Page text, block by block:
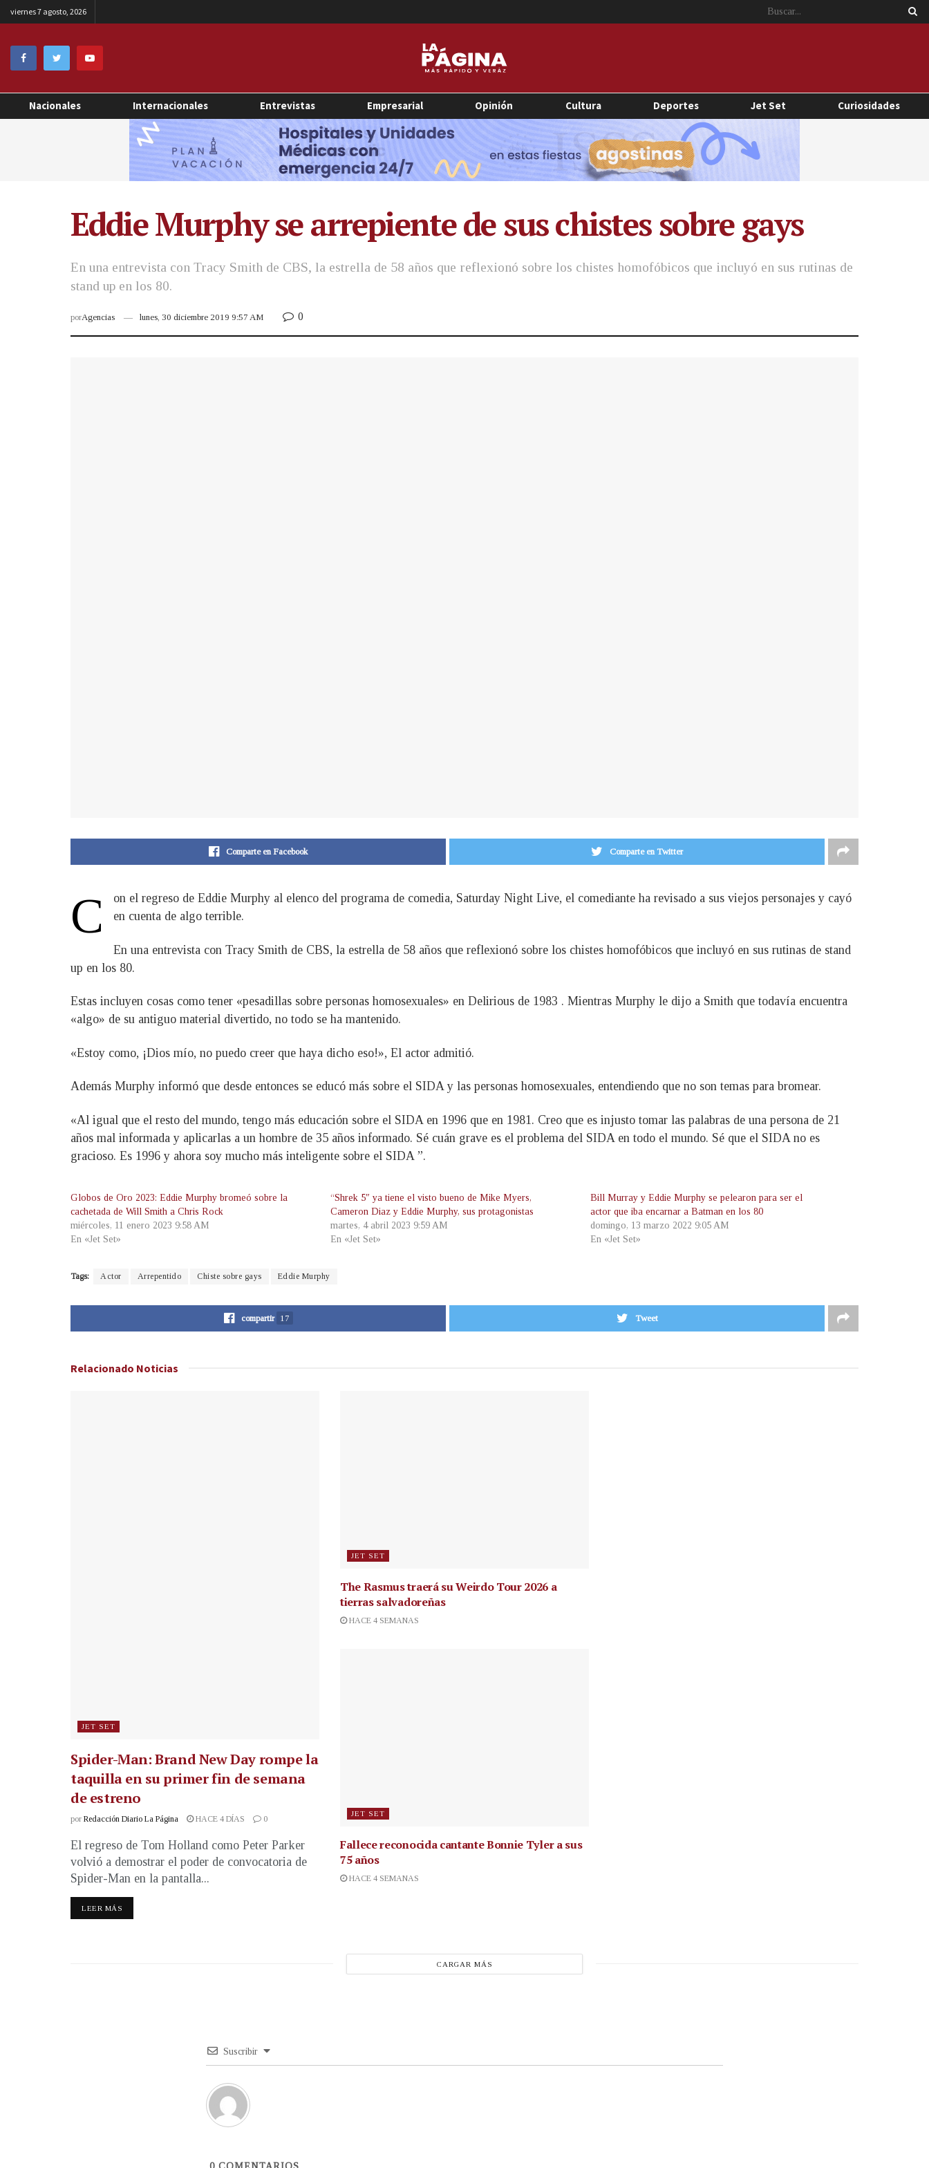
viernes 7 agosto, 2026
Nacionales Internacionales Entrevistas Empresarial Opinión Cultura Deportes Jet Set Curiosidades
Eddie Murphy se arrepiente de sus chistes sobre gays
En una entrevista con Tracy Smith de CBS, la estrella de 58 años que reflexionó sobre los chistes homofóbicos que incluyó en sus rutinas de
stand up en los 80.
porAgencias lunes, 30 diciembre 2019 9:57 AM 0
Comparte en Facebook Comparte en Twitter
C
on el regreso de Eddie Murphy al elenco del programa de comedia, Saturday Night Live, el comediante ha revisado a sus viejos personajes y cayó
en cuenta de algo terrible.
En una entrevista con Tracy Smith de CBS, la estrella de 58 años que reflexionó sobre los chistes homofóbicos que incluyó en sus rutinas de stand
up en los 80.
Estas incluyen cosas como tener «pesadillas sobre personas homosexuales» en Delirious de 1983 . Mientras Murphy le dijo a Smith que todavía encuentra
«algo» de su antiguo material divertido, no todo se ha mantenido.
«Estoy como, ¡Dios mío, no puedo creer que haya dicho eso!», El actor admitió.
Además Murphy informó que desde entonces se educó más sobre el SIDA y las personas homosexuales, entendiendo que no son temas para bromear.
«Al igual que el resto del mundo, tengo más educación sobre el SIDA en 1996 que en 1981. Creo que es injusto tomar las palabras de una persona de 21
años mal informada y aplicarlas a un hombre de 35 años informado. Sé cuán grave es el problema del SIDA en todo el mundo. Sé que el SIDA no es
gracioso. Es 1996 y ahora soy mucho más inteligente sobre el SIDA ”.
Globos de Oro 2023: Eddie Murphy bromeó sobre la
cachetada de Will Smith a Chris Rock
miércoles, 11 enero 2023 9:58 AM
En «Jet Set»
“Shrek 5″ ya tiene el visto bueno de Mike Myers,
Cameron Diaz y Eddie Murphy, sus protagonistas
martes, 4 abril 2023 9:59 AM
En «Jet Set»
Bill Murray y Eddie Murphy se pelearon para ser el
actor que iba encarnar a Batman en los 80
domingo, 13 marzo 2022 9:05 AM
En «Jet Set»
Tags: Actor Arrepentido Chiste sobre gays Eddie Murphy
compartir 17 Tweet
Relacionado Noticias
JET SET
Spider-Man: Brand New Day rompe la
taquilla en su primer fin de semana
de estreno
por Redacción Diario La Página HACE 4 DÍAS 0
El regreso de Tom Holland como Peter Parker
volvió a demostrar el poder de convocatoria de
Spider-Man en la pantalla...
LEER MÁS
JET SET
The Rasmus traerá su Weirdo Tour 2026 a
tierras salvadoreñas
HACE 4 SEMANAS
JET SET
Fallece reconocida cantanteBonnie Tyler a sus
75 años
HACE 4 SEMANAS
CARGAR MÁS
Suscribir